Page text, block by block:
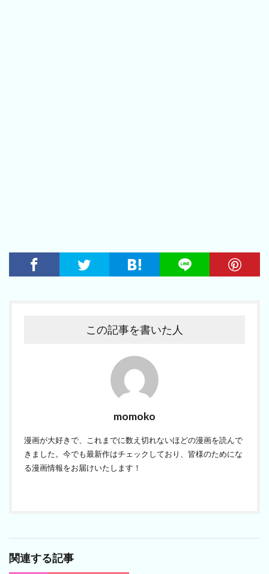
この記事を書いた人
momoko
漫画が大好きで、これまでに数え切れないほどの漫画を読んで
きました。今でも最新作はチェックしており、皆様のためにな
る漫画情報をお届けいたします！
関連する記事